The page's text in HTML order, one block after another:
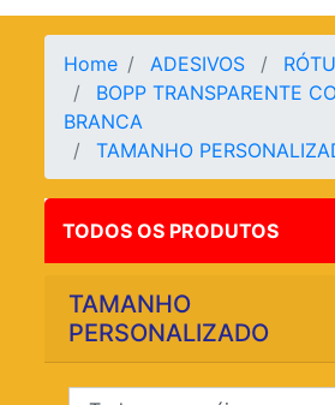
Home ADESIVOS
BOPP TRANSPARENTE
BRANCA
TAMANHO
TODOS OS PRODUTOS
TAMANHO
PERSONALIZADO